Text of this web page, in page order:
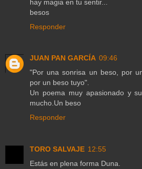
hay magia en tu sentir...
besos
Responder
JUAN PAN GARCÍA 09:46
"Por una sonrisa un beso, por
por un beso tuyo".
Un poema muy apasionado y
mucho.Un beso
Responder
TORO SALVAJE 12:55
Estás en plena forma Duna.